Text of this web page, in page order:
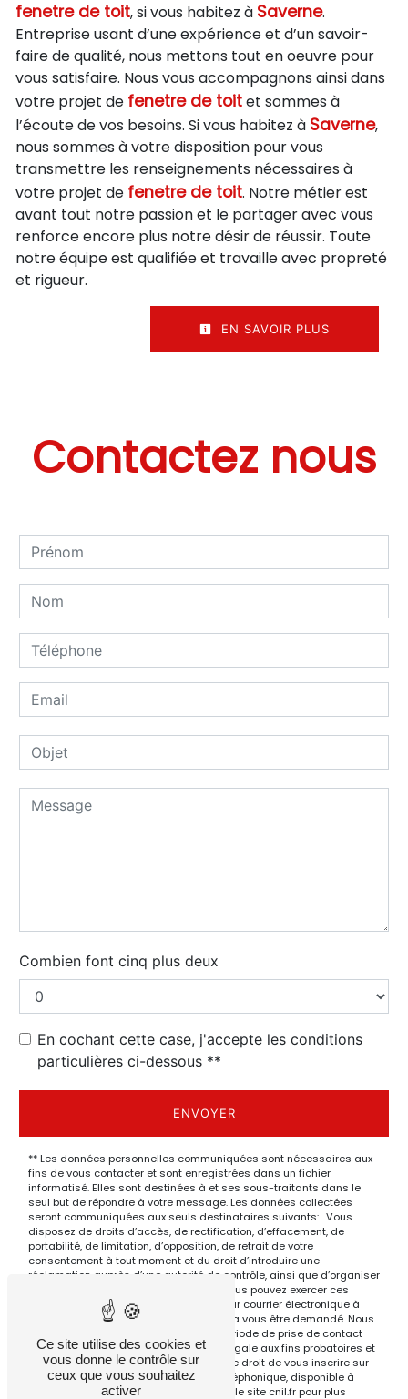
fenetre de toit, si vous habitez à Saverne.
Entreprise usant d’une expérience et d’un savoir-
faire de qualité, nous mettons tout en oeuvre pour
vous satisfaire. Nous vous accompagnons ainsi dans
votre projet de fenetre de toitet sommes à
l’écoute de vos besoins. Si vous habitez à Saverne,
nous sommes à votre disposition pour vous
transmettre les renseignements nécessaires à
votre projet de fenetre de toit. Notre métier est
avant tout notre passion et le partager avec vous
renforce encore plus notre désir de réussir. Toute
notre équipe est qualifiée et travaille avec propreté
et rigueur.
EN SAVOIR PLUS
Contactez nous
Combien font cinq plus deux
En cochant cette case, j'accepte les conditions
particulières ci-dessous **
ENVOYER
** Les données personnelles communiquées sont nécessaires aux
fins de vous contacter et sont enregistrées dans un fichier
informatisé. Elles sont destinées à et ses sous-traitants dans le
seul but de répondre à votre message. Les données collectées
seront communiquées aux seuls destinataires suivants: . Vous
disposez de droits d’accès, de rectification, d’effacement, de
portabilité, de limitation, d’opposition, de retrait de votre
consentement à tout moment et du droit d’introduire une
réclamation auprès d’une autorité de contrôle, ainsi que d’organiser
le sort de vos données post-mortem. Vous pouvez exercer ces
droits par voie postale à l'adresse ou par courrier électronique à
l'adresse . Un justificatif d'identité pourra vous être demandé. Nous
conservons vos données pendant la période de prise de contact
puis pendant la durée de prescription légale aux fins probatoires et
de gestion des contentieux. Vous avez le droit de vous inscrire sur
la liste d'opposition au démarchage téléphonique, disponible à
cette adresse:Bloctel.gouv.fr . Consultez le site cnil.fr pour plus
Ce site utilise des cookies et
vous donne le contrôle sur
ceux que vous souhaitez
activer